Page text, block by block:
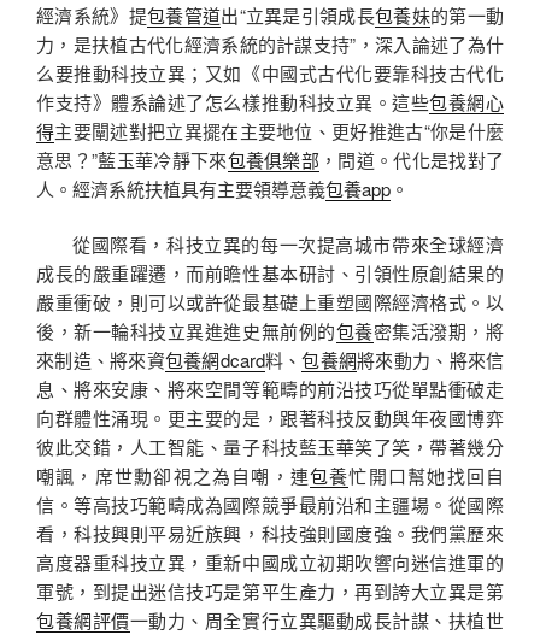
經濟系統》提包養管道出“立異是引領成長包養妹的第一動
力，是扶植古代化經濟系統的計謀支持”，深入論述了為什
么要推動科技立異；又如《中國式古代化要靠科技古代化
作支持》體系論述了怎么樣推動科技立異。這些包養網心
得主要闡述對把立異擺在主要地位、更好推進古“你是什麼
意思？”藍玉華冷靜下來包養俱樂部 ，問道。代化是找對了
人。經濟系統扶植具有主要領導意義包養app 。
從國際看，科技立異的每一次提高城市帶來全球經濟
成長的嚴重躍遷，而前瞻性基本研討、引領性原創結果的
嚴重衝破，則可以或許從最基礎上重塑國際經濟格式。以
後，新一輪科技立異進進史無前例的包養密集活潑期，將
來制造、將來資包養網dcard料、包養網將來動力、將來信
息、將來安康、將來空間等範疇的前沿技巧從單點衝破走
向群體性涌現。更主要的是，跟著科技反動與年夜國博弈
彼此交錯，人工智能、量子科技藍玉華笑了笑，帶著幾分
嘲諷，席世勳卻視之為自嘲，連包養忙開口幫她找回自
信。等高技巧範疇成為國際競爭最前沿和主疆場。從國際
看，科技興則平易近族興，科技強則國度強。我們黨歷來
高度器重科技立異，重新中國成立初期吹響向迷信進軍的
軍號，到提出迷信技巧是第平生產力，再到誇大立異是第
包養網評價一動力、周全實行立異驅動成長計謀、扶植世